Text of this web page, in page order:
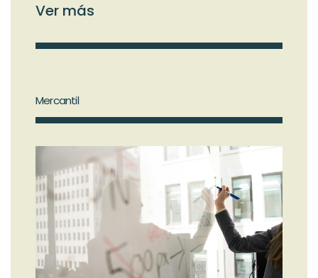
Ver más
Mercantil